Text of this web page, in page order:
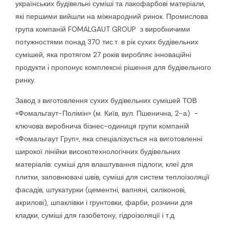
українських будівельні суміші та лакофарбові матеріали,
які першими вийшли на міжнародний ринок. Промислова
група компаній FOMALGAUT GROUP з виробничими
потужностями понад 370 тис.т. в рік сухих будівельних
сумішей, яка протягом 27 років виробляє інноваційні
продукти і пропонує комплексні рішення для будівельного
ринку.
Завод з виготовлення сухих будівельних сумішей ТОВ
«Фомальгаут-Полімін» (м. Київ, вул. Пшенична, 2-а) −
ключова виробнича бізнес-одиниця групи компаній
«Фомальгаут Груп», яка спеціалізується на виготовленні
широкої лінійки високотехнологічних будівельних
матеріалів: суміші для влаштування підлоги, клеї для
плитки, заповнювачі швів, суміші для систем теплоізоляції
фасадів, штукатурки (цементні, вапняні, силіконові,
акрилові), шпаклівки і грунтовки, фарби, розчини для
кладки, суміші для газобетону, гідроізоляції і т.д.